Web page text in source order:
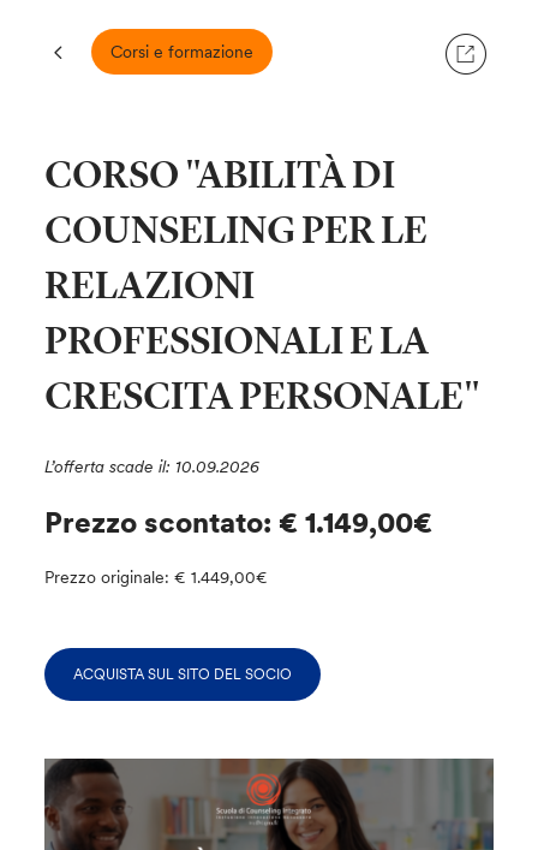
Corsi e formazione
CORSO "ABILITÀ DI
COUNSELING PER LE
RELAZIONI
PROFESSIONALI E LA
CRESCITA PERSONALE"
L’offerta scade il: 10.09.2026
Prezzo scontato: € 1.149,00€
Prezzo originale: € 1.449,00€
ACQUISTA SUL SITO DEL SOCIO